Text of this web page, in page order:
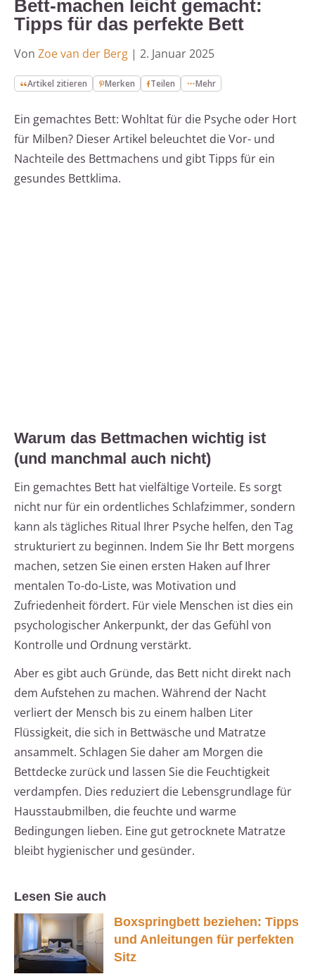
Bett-machen leicht gemacht:
Tipps für das perfekte Bett
Von Zoe van der Berg | 2. Januar 2025
Artikel zitieren Merken Teilen Mehr
Ein gemachtes Bett: Wohltat für die Psyche oder Hort
für Milben? Dieser Artikel beleuchtet die Vor- und
Nachteile des Bettmachens und gibt Tipps für ein
gesundes Bettklima.
Warum das Bettmachen wichtig ist
(und manchmal auch nicht)
Ein gemachtes Bett hat vielfältige Vorteile. Es sorgt
nicht nur für ein ordentliches Schlafzimmer, sondern
kann als tägliches Ritual Ihrer Psyche helfen, den Tag
strukturiert zu beginnen. Indem Sie Ihr Bett morgens
machen, setzen Sie einen ersten Haken auf Ihrer
mentalen To-do-Liste, was Motivation und
Zufriedenheit fördert. Für viele Menschen ist dies ein
psychologischer Ankerpunkt, der das Gefühl von
Kontrolle und Ordnung verstärkt.
Aber es gibt auch Gründe, das Bett nicht direkt nach
dem Aufstehen zu machen. Während der Nacht
verliert der Mensch bis zu einem halben Liter
Flüssigkeit, die sich in Bettwäsche und Matratze
ansammelt. Schlagen Sie daher am Morgen die
Bettdecke zurück und lassen Sie die Feuchtigkeit
verdampfen. Dies reduziert die Lebensgrundlage für
Hausstaubmilben, die feuchte und warme
Bedingungen lieben. Eine gut getrocknete Matratze
bleibt hygienischer und gesünder.
Lesen Sie auch
Boxspringbett beziehen: Tipps
und Anleitungen für perfekten
Sitz